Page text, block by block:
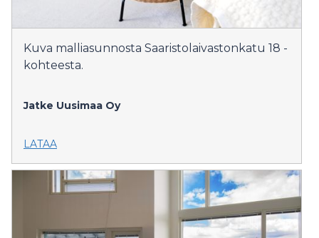
Kuva malliasunnosta Saaristolaivastonkatu 18 -
kohteesta.
Jatke Uusimaa Oy
LATAA